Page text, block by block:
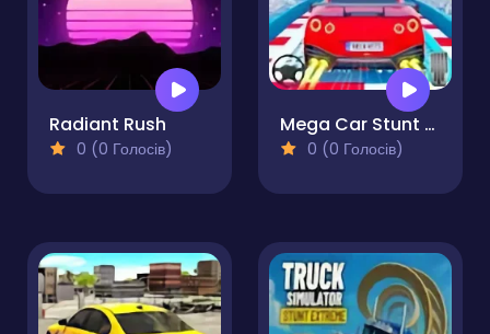
Radiant Rush
0 (0 Голосів)
Mega Car Stunt Game
0 (0 Голосів)